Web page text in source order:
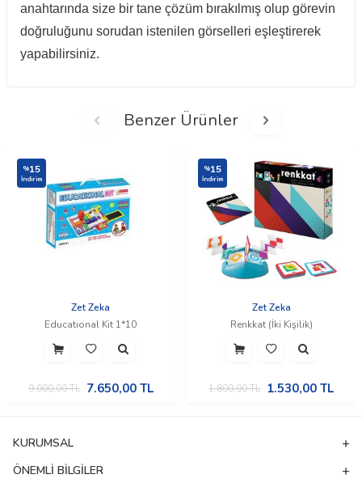
anahtarında size bir tane çözüm bırakılmış olup görevin
doğruluğunu sorudan istenilen görselleri eşleştirerek
yapabilirsiniz.
Benzer Ürünler
%15
İndirim
Zet Zeka
Educatıonal Kit 1*10
9.000,00TL 7.650,00TL
%15
İndirim
Zet Zeka
Renkkat (İki Kişilik)
1.800,00TL 1.530,00 TL
KURUMSAL
ÖNEMLI BILGILER